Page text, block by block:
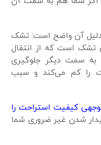
دلیل آن واضح است: تشک
تشک است که از انتقال
سمت دیگر جلوگیری
را کم می‌کند و سبب
کیفیت استراحت را
شدن غیر ضروری شما